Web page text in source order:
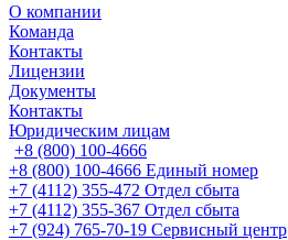
О компании
Команда
Контакты
Лицензии
Документы
Контакты
Юридическим лицам
+8 (800) 100-4666
+8 (800) 100-4666 Единый номер
+7 (4112) 355-472 Отдел сбыта
+7 (4112) 355-367 Отдел сбыта
+7 (924) 765-70-19 Сервисный центр